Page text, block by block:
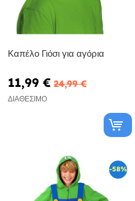
Καπέλο Γιόσι για αγόρια
11,99 € 24,99 €
ΔΙΑΘΈΣΙΜΟ
-58%